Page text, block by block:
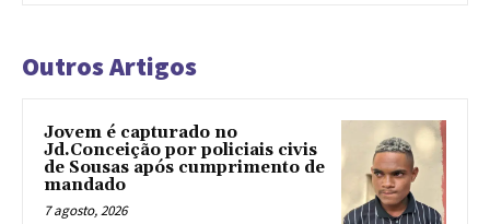
Outros Artigos
Jovem é capturado no
Jd.Conceição por policiais civis
de Sousas após cumprimento de
mandado
7 agosto, 2026